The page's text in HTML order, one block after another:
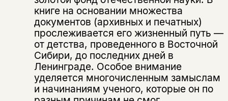
книге на основании множества
документов (архивных и печатных)
прослеживается его жизненный путь —
от детства, проведенного в Восточной
Сибири, до последних дней в
Ленинграде. Особое внимание
уделяется многочисленным замыслам
и начинаниям ученого, которые он по
Подписка на рассылку
Этой книги временно
нет в продаже.